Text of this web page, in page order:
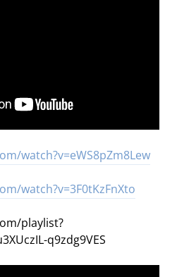
watch?v=eWS8pZm8Lew
watch?v=3F0tKzFnXto
playlist?
q9zdg9VES